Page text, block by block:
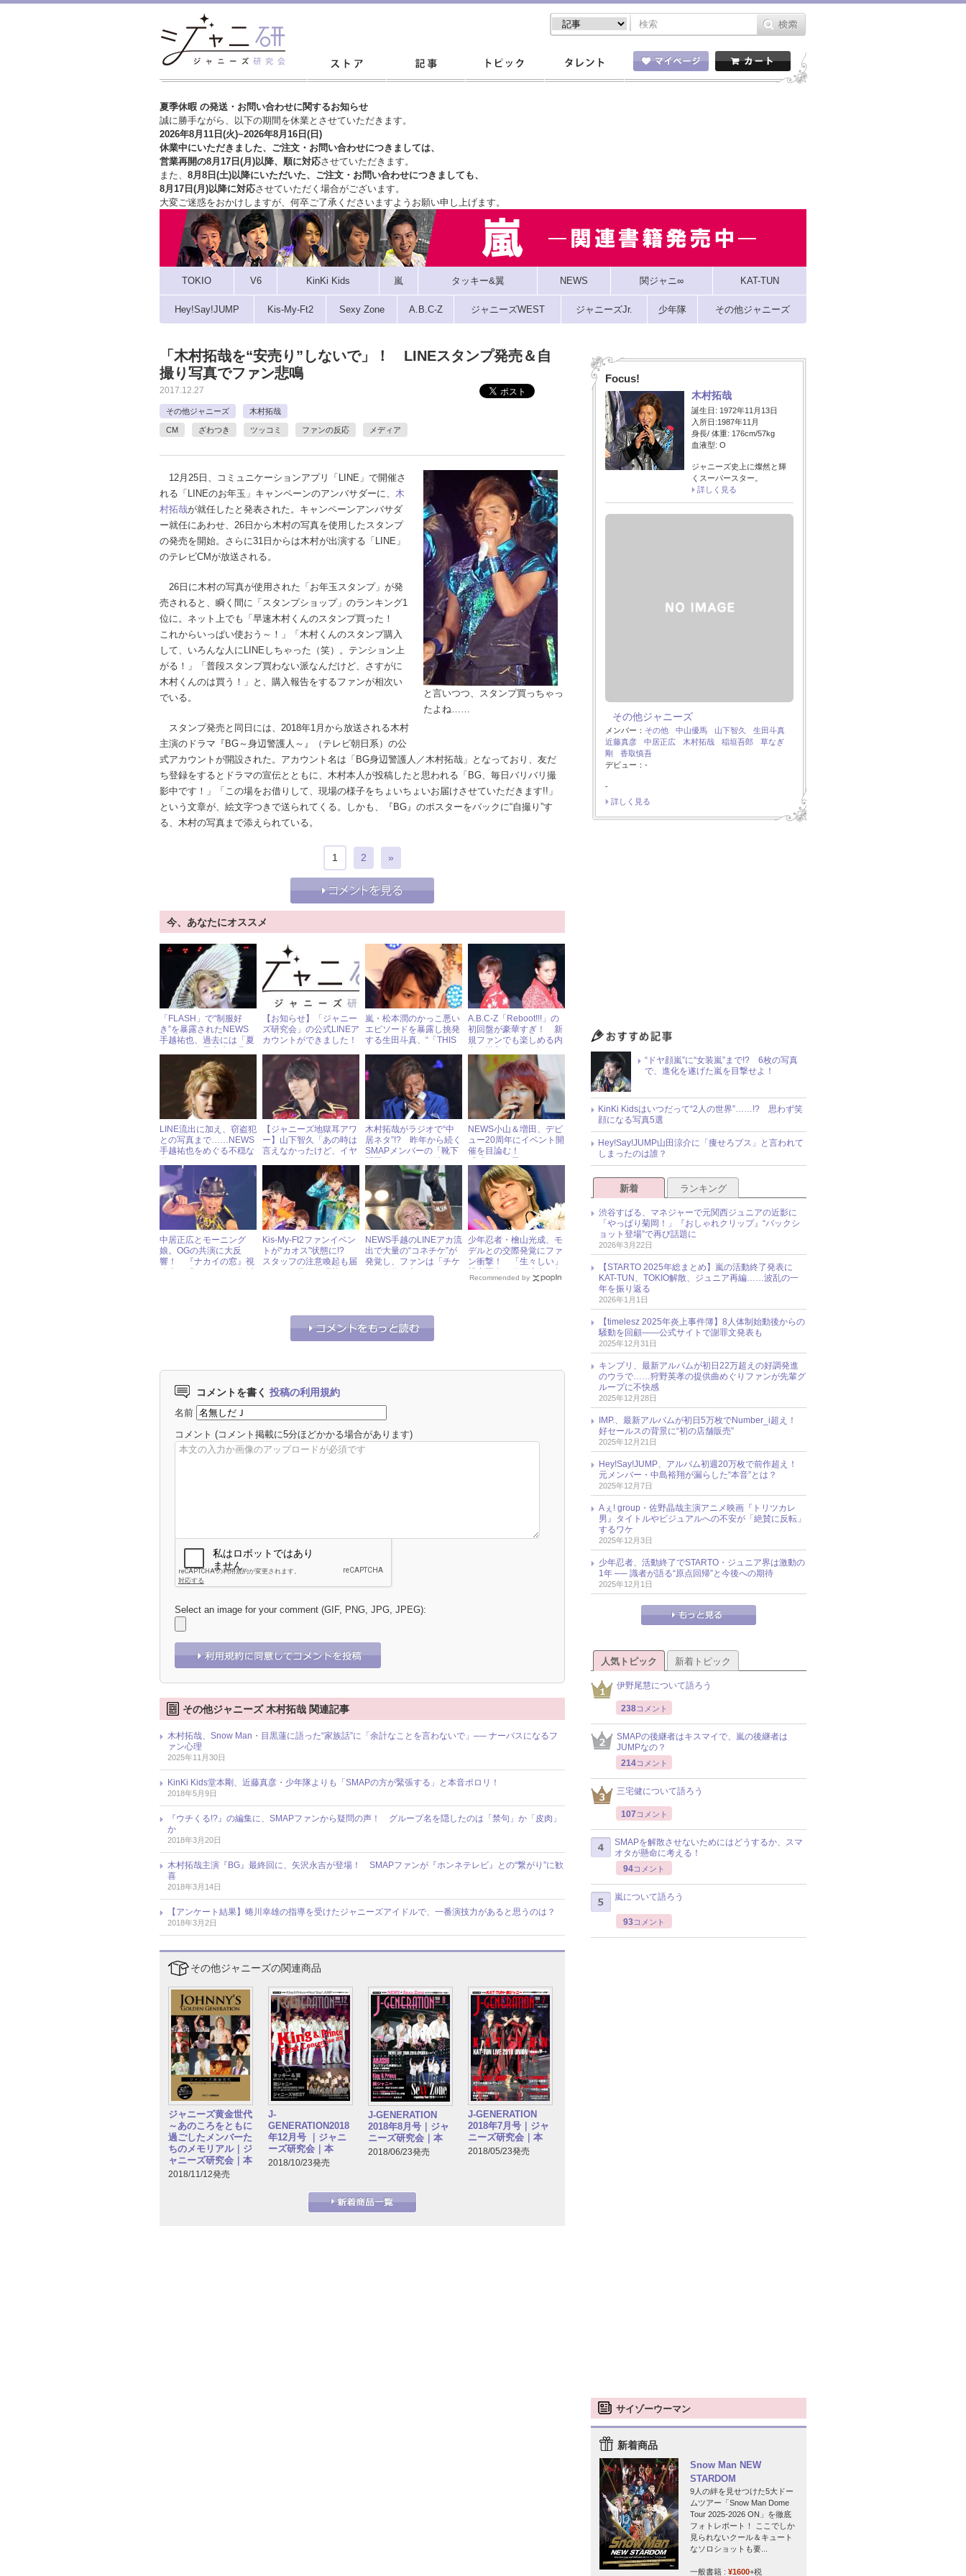
夏季休暇 の発送・お問い合わせに関するお知らせ
誠に勝手ながら、以下の期間を休業とさせていただきます。
2026年8月11日(火)~2026年8月16日(日)
休業中にいただきました、ご注文・お問い合わせにつきましては、
営業再開の8月17日(月)以降、順に対応させていただきます。
また、 8月8日(土)以降にいただいた、ご注文・ お問い合わせにつきましても、
8月17日(月)以降に対応させていただく場合がございます。
大変ご迷惑をおかけしますが、 何卒ご了承くださいますようお願い申し上げます。
TOKIO V6 KinKi Kids 嵐 タッキー&翼 NEWS 関ジャニ∞ KAT-TUN
Hey!Say!JUMP Kis-My-Ft2 Sexy Zone A.B.C-Z ジャニーズWEST ジャニーズJr. 少年隊 その他ジャニーズ
「木村拓哉を“安売り”しないで」！ LINEスタンプ発売＆自
撮り写真でファン悲鳴
2017.12.27
その他ジャニーズ 木村拓哉
CM ざわつき ツッコミ ファンの反応 メディア
と言いつつ、スタンプ買っちゃっ
たよね……
12月25日、コミュニケーションアプリ「LINE」で開催さ
れる「LINEのお年玉」キャンペーンのアンバサダーに、 木
村拓哉が就任したと発表された。キャンペーンアンバサダ
ー就任にあわせ、26日から木村の写真を使用したスタンプ
の発売を開始。さらに31日からは木村が出演する「LINE」
のテレビCMが放送される。
26日に木村の写真が使用された「お年玉スタンプ」が発
売されると、瞬く間に「スタンプショップ」のランキング1
位に。ネット上でも「早速木村くんのスタンプ買った！
これからいっぱい使おう～！」「木村くんのスタンプ購入
して、いろんな人にLINEしちゃった（笑）。テンション上
がる！」「普段スタンプ買わない派なんだけど、さすがに
木村くんのは買う！」と、購入報告をするファンが相次い
でいる。
スタンプ発売と同日には、2018年1月から放送される木村
主演のドラマ『BG～身辺警護人～』（テレビ朝日系）の公
式アカウントが開設された。アカウント名は「BG身辺警護人／木村拓哉」となっており、友だ
ち登録をするとドラマの宣伝とともに、木村本人が投稿したと思われる「BG、毎日バリバリ撮
影中です！」「この場をお借りして、現場の様子をちょいちょいお届けさせていただきます!!」
という文章が、絵文字つきで送られてくる。しかも、『BG』のポスターをバックに“自撮り”す
る、木村の写真まで添えられている。
1 2 »
今、あなたにオススメ
「FLASH」で“制服好
き”を暴露されたNEWS
手越祐也、過去には「夏
れない」と不満を漏らし
ていた!?
【お知らせ】「ジャニー
ズ研究会」の公式LINEア
カウントができました！
嵐・松本潤のかっこ悪い
エピソードを暴露し挑発
する生田斗真、“「THIS
チ”の勝敗は!?
A.B.C-Z「Reboot!!!」の
初回盤が豪華すぎ！ 新
規ファンでも楽しめる内
LINE流出に加え、窃盗犯
との写真まで……NEWS
手越祐也をめぐる不穏な
【ジャニーズ地獄耳アワ
ー】山下智久「あの時は
言えなかったけど、イヤ
木村拓哉がラジオで“中
居ネタ”!? 昨年から続く
SMAPメンバーの「靴下
NEWS小山＆増田、デビ
ュー20周年にイベント開
催を目論む！
ので……」
中居正広とモーニング
娘。OGの共演に大反
響！ 『ナカイの窓』視
Kis-My-Ft2ファンイベン
トが“カオス”状態に!?
スタッフの注意喚起も届
NEWS手越のLINEアカ流
出で大量の“コネチケ”が
発覚し、ファンは「チケ
少年忍者・檜山光成、モ
デルとの交際発覚にファ
ン衝撃！ 「生々しい」
親密写真＆動画流出の相
手とは？ « ジャニーズ研
Recommended by
コメントを書く 投稿の利用規約
名前
コメント (コメント掲載に5分ほどかかる場合があります)
Select an image for your comment (GIF, PNG, JPG, JPEG):
その他ジャニーズ 木村拓哉 関連記事
木村拓哉、Snow Man・目黒蓮に語った“家族話”に「余計なことを言わないで」── ナーバスになるフ
ァン心理
2025年11月30日
KinKi Kids堂本剛、近藤真彦・少年隊よりも「SMAPの方が緊張する」と本音ポロリ！
2018年5月9日
『ウチくる!?』の編集に、SMAPファンから疑問の声！ グループ名を隠したのは「禁句」か「皮肉」
か
2018年3月20日
木村拓哉主演『BG』最終回に、矢沢永吉が登場！ SMAPファンが『ホンネテレビ』との“繋がり”に歓
喜
2018年3月14日
【アンケート結果】蜷川幸雄の指導を受けたジャニーズアイドルで、一番演技力があると思うのは？
2018年3月2日
その他ジャニーズの関連商品
ジャニーズ黄金世代
～あのころをともに
過ごしたメンバーた
ちのメモリアル｜ジ
ャニーズ研究会｜本
2018/11/12発売
J-
GENERATION2018
年12月号 ｜ジャニ
ーズ研究会｜本
2018/10/23発売
J-GENERATION
2018年8月号｜ジャ
ニーズ研究会｜本
2018/06/23発売
J-GENERATION
2018年7月号｜ジャ
ニーズ研究会｜本
2018/05/23発売
Focus!
木村拓哉
誕生日: 1972年11月13日
入所日:1987年11月
身長/ 体重: 176cm/57kg
血液型: O
ジャニーズ史上に燦然と輝
くスーパースター。
詳しく見る
その他ジャニーズ
メンバー： その他 中山優馬 山下智久
生田斗真
近藤真彦
中居正広 木村拓哉 稲垣吾郎
草なぎ
剛
香取慎吾
デビュー：-
-
詳しく見る
“ドヤ顔嵐”に“女装嵐”まで!? 6枚の写真
で、進化を遂げた嵐を目撃せよ！
KinKi Kidsはいつだって“2人の世界”……!? 思わず笑
顔になる写真5選
Hey!Say!JUMP山田涼介に「痩せろブス」と言われて
しまったのは誰？
新着 ランキング
渋谷すばる、マネジャーで元関西ジュニアの近影に
「やっぱり菊岡！」『おしゃれクリップ』“バックシ
ョット登場”で再び話題に
2026年3月22日
【STARTO 2025年総まとめ】嵐の活動終了発表に
KAT-TUN、TOKIO解散、ジュニア再編……波乱の一
年を振り返る
2026年1月1日
【timelesz 2025年炎上事件簿】8人体制始動後からの
騒動を回顧――公式サイトで謝罪文発表も
2025年12月31日
キンプリ、最新アルバムが初日22万超えの好調発進
のウラで……狩野英孝の提供曲めぐりファンが先輩グ
ループに不快感
2025年12月28日
IMP.、最新アルバムが初日5万枚でNumber_i超え！
好セールスの背景に“初の店舗販売”
2025年12月21日
Hey!Say!JUMP、アルバム初週20万枚で前作超え！
元メンバー・中島裕翔が漏らした“本音”とは？
2025年12月7日
Aぇ! group・佐野晶哉主演アニメ映画『トリツカレ
男』タイトルやビジュアルへの不安が「絶賛に反転」
するワケ
2025年12月3日
少年忍者、活動終了でSTARTO・ジュニア界は激動の
1年 ── 識者が語る“原点回帰”と今後への期待
2025年12月1日
人気トピック 新着トピック
伊野尾慧について語ろう
238コメント
SMAPの後継者はキスマイで、嵐の後継者は
JUMPなの？
214コメント
三宅健について語ろう
107 コメント
SMAPを解散させないためにはどうするか、スマ
オタが懸命に考える！
94コメント
嵐について語ろう
93コメント
サイゾーウーマン
新着商品
Snow Man NEW
STARDOM
9人の絆を見せつけた5大ドー
ムツアー「Snow Man Dome
Tour 2025-2026 ON」を徹底
フォトレポート！ ここでしか
見られないクール＆キュート
なソロショットも要...
一般書籍 : ¥1600+税